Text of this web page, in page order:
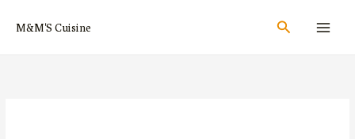
M&M'S Cuisine Rechercher